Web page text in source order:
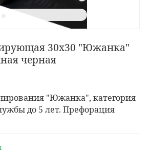
30х30 "Южанка"
черная
"Южанка", категория
до 5 лет. Префорация